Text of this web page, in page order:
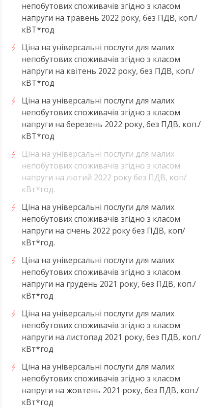
непобутових споживачів згідно з класом
напруги на травень 2022 року, без ПДВ, коп./
кВТ*год
Ціна на універсальні послуги для малих
непобутових споживачів згідно з класом
напруги на квітень 2022 року, без ПДВ, коп./
кВТ*год
Ціна на універсальні послуги для малих
непобутових споживачів згідно з класом
напруги на березень 2022 року, без ПДВ, коп./
кВТ*год
Ціна на універсальні послуги для малих
непобутових споживачів згідно з класом
напруги на лютий 2022 року без ПДВ, коп/
кВт*год.
Ціна на універсальні послуги для малих
непобутових споживачів згідно з класом
напруги на січень 2022 року без ПДВ, коп/
кВт*год.
Ціна на універсальні послуги для малих
непобутових споживачів згідно з класом
напруги на грудень 2021 року, без ПДВ, коп./
кВт*год
Ціна на універсальні послуги для малих
непобутових споживачів згідно з класом
напруги на листопад 2021 року, без ПДВ, коп./
кВт*год
Ціна на універсальні послуги для малих
непобутових споживачів згідно з класом
напруги на жовтень 2021 року, без ПДВ, коп./
кВт*год